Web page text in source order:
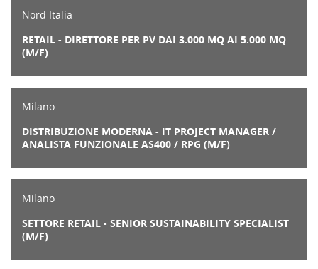
Nord Italia
RETAIL - DIRETTORE PER PV DAI 3.000 MQ AI 5.000 MQ
(M/F)
Milano
DISTRIBUZIONE MODERNA - IT PROJECT MANAGER /
ANALISTA FUNZIONALE AS400 / RPG (M/F)
Milano
SETTORE RETAIL - SENIOR SUSTAINABILITY SPECIALIST
(M/F)